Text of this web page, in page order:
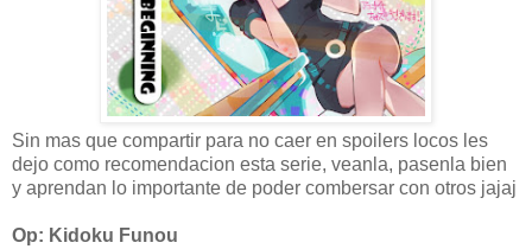
Sin mas que compartir para no caer en spoilers locos les
dejo como recomendacion esta serie, veanla, pasenla bien
y aprendan lo importante de poder combersar con otros jajaj
Op: Kidoku Funou